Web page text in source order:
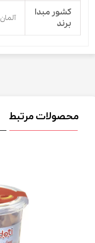
کشور مبدا
برند
آلمان
محصولات مرتبط